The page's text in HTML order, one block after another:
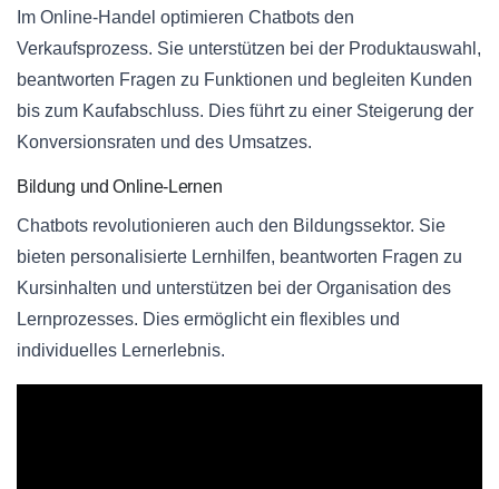
Im Online-Handel optimieren Chatbots den
Verkaufsprozess. Sie unterstützen bei der Produktauswahl,
beantworten Fragen zu Funktionen und begleiten Kunden
bis zum Kaufabschluss. Dies führt zu einer Steigerung der
Konversionsraten und des Umsatzes.
Bildung und Online-Lernen
Chatbots revolutionieren auch den Bildungssektor. Sie
bieten personalisierte Lernhilfen, beantworten Fragen zu
Kursinhalten und unterstützen bei der Organisation des
Lernprozesses. Dies ermöglicht ein flexibles und
individuelles Lernerlebnis.